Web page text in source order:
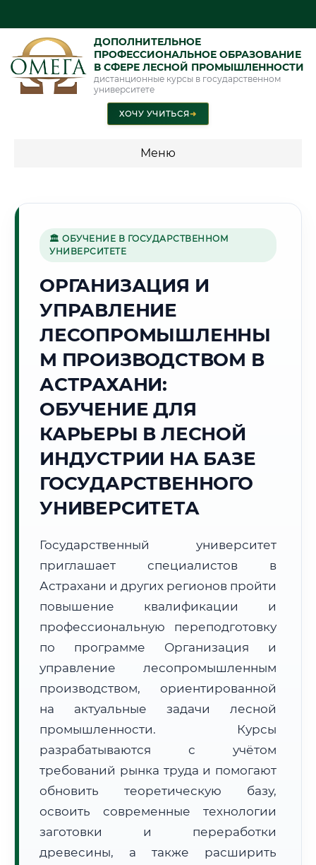
ДОПОЛНИТЕЛЬНОЕ
ПРОФЕССИОНАЛЬНОЕ ОБРАЗОВАНИЕ
В СФЕРЕ ЛЕСНОЙ ПРОМЫШЛЕННОСТИ
дистанционные курсы в государственном
университете
ХОЧУ УЧИТЬСЯ➜
Меню
промышленность"
🐟
Г. АСТРАХАНЬ
Точное местное время:
13:22:19
Воскресенье, 9 Августа
+25°C
🌅 Восход:05:38 🌇 Закат: 20:07
Световой день:
14 ч. 29 мин.
Тел. код:
+7 (8512)
Формат учебы:
Дистанционно
🗺️ Зона обслуживания: г. Астрахань
Расчет логистики оригиналов:
• Маршрут транзита:~2 607 км
📜 Документы и аккредитация ФИС ФРДО
🏛 ОБУЧЕНИЕ В ГОСУДАРСТВЕННОМ
УНИВЕРСИТЕТЕ
ОРГАНИЗАЦИЯ И
УПРАВЛЕНИЕ
ЛЕСОПРОМЫШЛЕННЫ
М ПРОИЗВОДСТВОМ В
АСТРАХАНИ:
ОБУЧЕНИЕ ДЛЯ
КАРЬЕРЫ В ЛЕСНОЙ
ИНДУСТРИИ НА БАЗЕ
ГОСУДАРСТВЕННОГО
УНИВЕРСИТЕТА
Государственный университет
приглашает специалистов в
Астрахани и других регионов пройти
повышение квалификации и
профессиональную переподготовку
по программе Организация и
управление лесопромышленным
производством, ориентированной
на актуальные задачи лесной
промышленности. Курсы
разрабатываются с учётом
требований рынка труда и помогают
обновить теоретическую базу,
освоить современные технологии
заготовки и переработки
древесины, а также расширить